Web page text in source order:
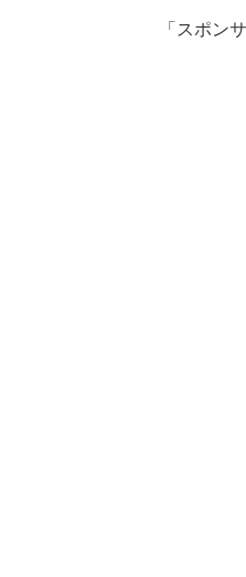
「スポン